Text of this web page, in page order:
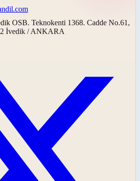
OSB. Teknokenti 1368. Cadde No.61,
İvedik / ANKARA